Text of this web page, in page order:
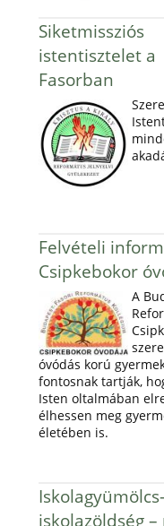
Siketmissziós
istentisztelet a
Fasorban
Felvételi
Csipkebokor
A
óvódás korú
fontosnak tartják,
Isten oltalmában
élhessen meg
életében is.
iskolazöldség